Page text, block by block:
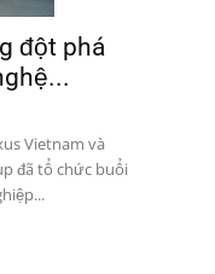
đột phá
Vietnam và
đã tổ chức buổi